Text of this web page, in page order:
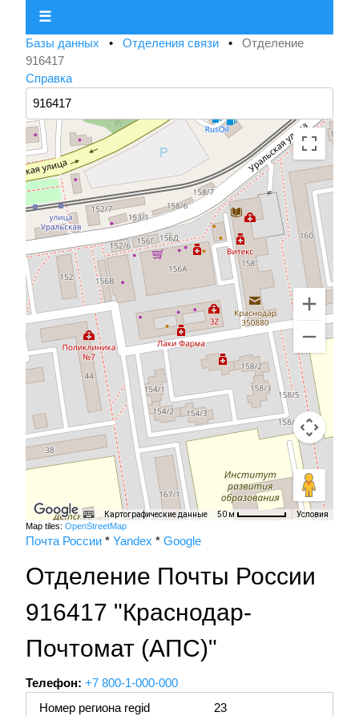
☰
Базы данных • Отделения связи • Отделение
916417
Справка
Картографические данные 50 м Условия
Map tiles: OpenStreetMap
Почта России * Yandex * Google
Отделение Почты России
916417 "Краснодар-
Почтомат (АПС)"
Телефон: +7 800-1-000-000
Номер региона regid
23